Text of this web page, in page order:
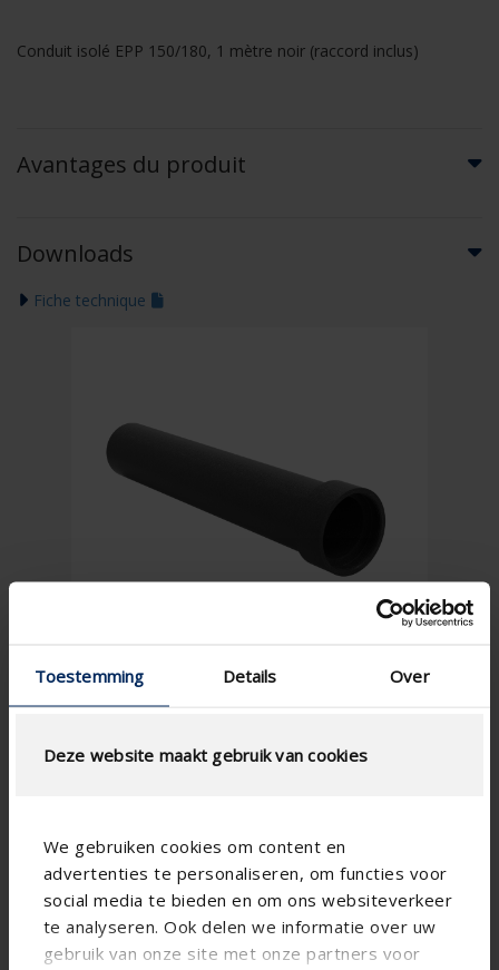
Toestemming Details Over
Deze website maakt gebruik van cookies
We gebruiken cookies om content en
advertenties te personaliseren, om functies voor
social media te bieden en om ons websiteverkeer
te analyseren. Ook delen we informatie over uw
gebruik van onze site met onze partners voor
Conduit isolé EPP 150/180, 1 mètre noir (raccord inclus)
Avantages du produit
Downloads
Fiche technique